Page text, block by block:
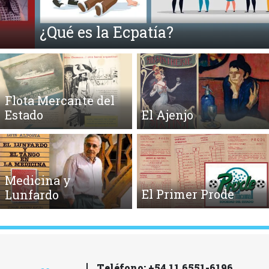
¿Qué es la Ecpatía?
Flota Mercante del
Estado
El Ajenjo
Medicina y
Lunfardo
El Primer Prode